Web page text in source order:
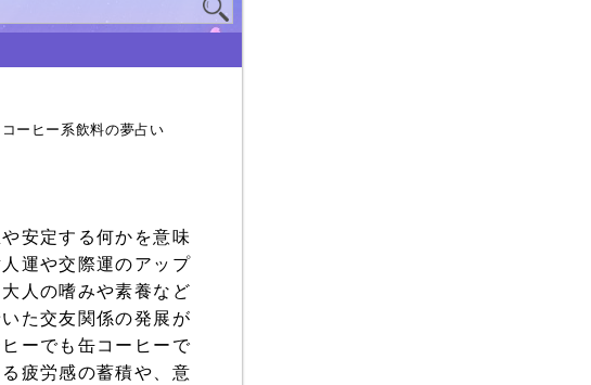
ーヒー系飲料の夢占い
安定する何かを意味
運や交際運のアップ
人の嗜みや素養など
た交友関係の発展が
ーでも缶コーヒーで
疲労感の蓄積や、意